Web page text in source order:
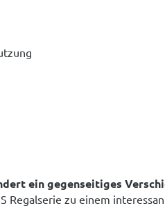
ein gegenseitiges
Regalserie zu einem